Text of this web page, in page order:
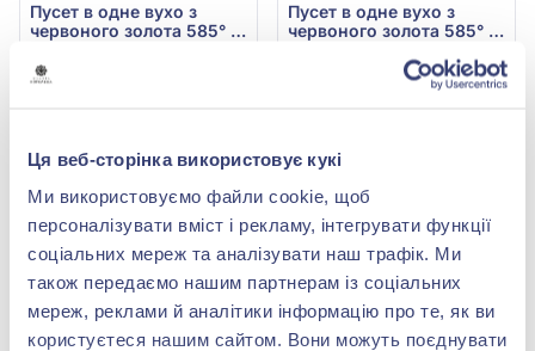
Ця веб-сторінка використовує кукі
Ми використовуємо файли cookie, щоб
персоналізувати вміст і рекламу, інтегрувати функції
соціальних мереж та аналізувати наш трафік. Ми
також передаємо нашим партнерам із соціальних
мереж, реклами й аналітики інформацію про те, як ви
користуєтеся нашим сайтом. Вони можуть поєднувати
Пусет в одне вухо з
червоного золота 585° з
3 630,79 грн
Купити
Пусет в одне вухо з
червоного золота 585° з
Купити
НОВИНКА
-53%
НОВИНКА
-53%